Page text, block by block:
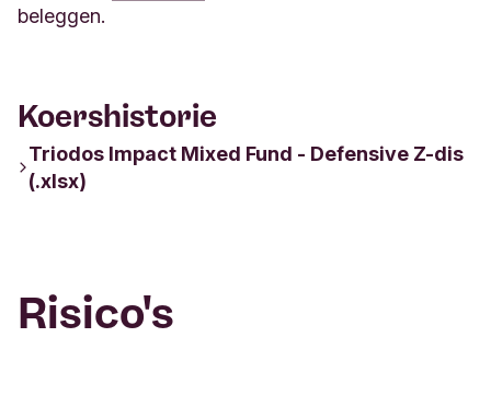
beleggen.
Koershistorie
Triodos Impact Mixed Fund - Defensive Z-dis
(.xlsx)
Risico's